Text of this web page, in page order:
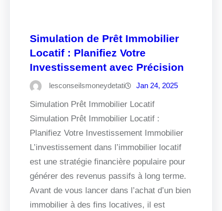
Simulation de Prêt Immobilier
Locatif : Planifiez Votre
Investissement avec Précision
lesconseilsmoneydetati Jan 24, 2025
Simulation Prêt Immobilier Locatif
Simulation Prêt Immobilier Locatif :
Planifiez Votre Investissement Immobilier
L’investissement dans l’immobilier locatif
est une stratégie financière populaire pour
générer des revenus passifs à long terme.
Avant de vous lancer dans l’achat d’un bien
immobilier à des fins locatives, il est